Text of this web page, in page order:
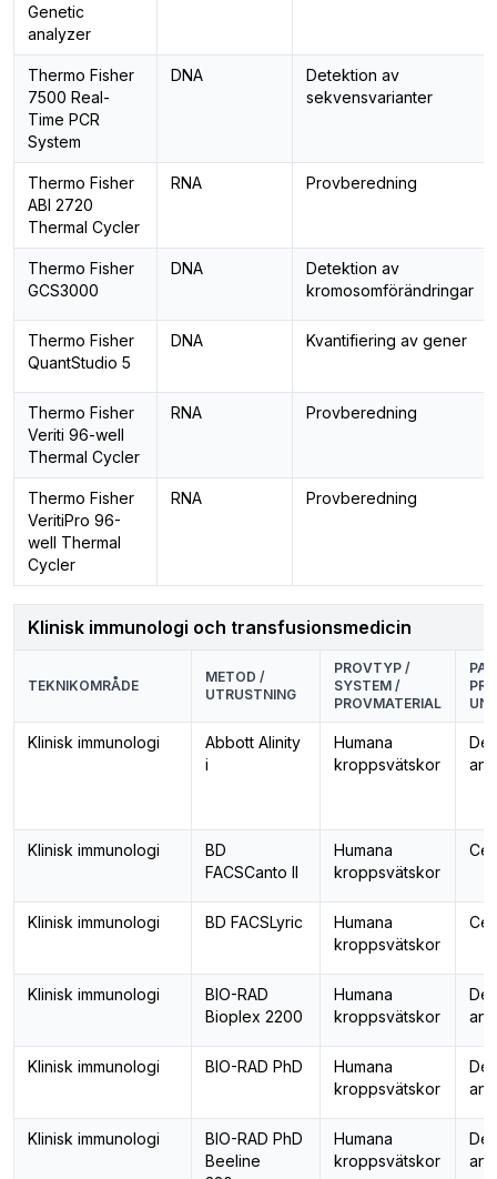
Genetic
analyzer
Thermo Fisher
7500 Real-
Time PCR
System
DNA
Detektion av
sekvensvarianter
Thermo Fisher
ABI 2720
Thermal Cycler
RNA Provberedning
Thermo Fisher
GCS3000
DNA
Detektion av
kromosomförändringar
Thermo Fisher
QuantStudio 5
DNA Kvantifiering av gener
Thermo Fisher
Veriti 96-well
Thermal Cycler
RNA Provberedning
Thermo Fisher
VeritiPro 96-
well Thermal
Cycler
RNA Provberedning
Klinisk immunologi och transfusionsmedicin
TEKNIKOMRÅDE
METOD /
UTRUSTNING
PROVTYP /
SYSTEM /
PROVMATERIAL
Klinisk immunologi
Abbott Alinity
i
Humana
kroppsvätskor
Klinisk immunologi
BD
FACSCanto II
Humana
kroppsvätskor
Klinisk immunologi BD FACSLyric
Humana
kroppsvätskor
Klinisk immunologi
BIO-RAD
Bioplex 2200
Humana
kroppsvätskor
Klinisk immunologi BIO-RAD PhD
Humana
kroppsvätskor
Klinisk immunologi
BIO-RAD PhD
Beeline
Humana
kroppsvätskor